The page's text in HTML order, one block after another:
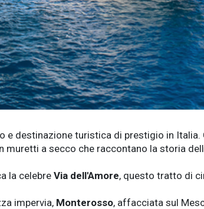
e destinazione turistica di prestigio in
a secco che raccontano la storia
la celebreVia dell'Amore, questo tratto di
impervia, Monterosso, affacciata sul